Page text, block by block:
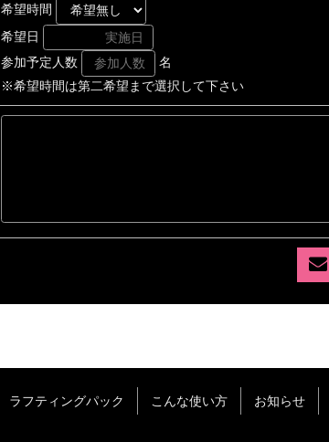
希望時間
希望日
参加予定人数
名
※希望時間は第二希望まで選択して下さい
ラフティングパック こんな使い方 お知らせ